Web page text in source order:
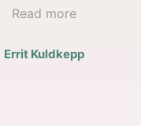
the stars shine in the
Karpi avades leidsin
ja hoolega
Read more
Errit Kuldkepp